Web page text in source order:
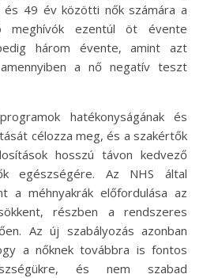
49 év közötti nők számára a
meghívók ezentúl öt évente
három évente, amint azt
a nő negatív teszt
hatékonyságának és
célozza meg, és a szakértők
hosszú távon kedvező
egészségére. Az NHS által
a méhnyakrák előfordulása az
részben a rendszeres
Az új szabályozás azonban
a nőknek továbbra is fontos
és nem szabad